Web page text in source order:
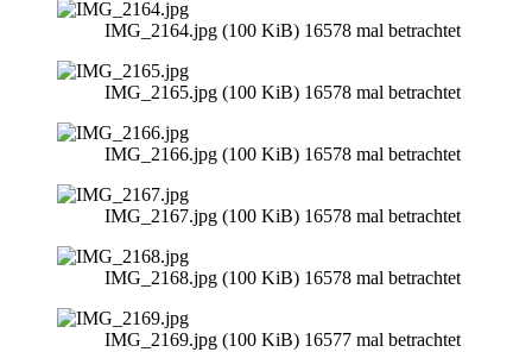
IMG_2164.jpg (100 KiB) 16578 mal betrachtet
IMG_2165.jpg (100 KiB) 16578 mal betrachtet
IMG_2166.jpg (100 KiB) 16578 mal betrachtet
IMG_2167.jpg (100 KiB) 16578 mal betrachtet
IMG_2168.jpg (100 KiB) 16578 mal betrachtet
IMG_2169.jpg (100 KiB) 16577 mal betrachtet